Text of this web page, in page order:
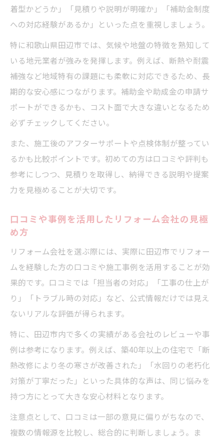
着型かどうか」「見積りや説明が明確か」「補助金制度
への対応経験があるか」といった点を重視しましょう。
特に和歌山県田辺市では、気候や地盤の特徴を熟知して
いる地元業者が強みを発揮します。例えば、断熱や耐震
補強など地域特有の課題にも柔軟に対応できるため、長
期的な安心感につながります。補助金や助成金の申請サ
ポートができるかも、コスト面で大きな違いとなるため
必ずチェックしてください。
また、施工後のアフターサポートや点検体制が整ってい
るかも比較ポイントです。初めての方は口コミや評判も
参考にしつつ、見積りを取得し、納得できる説明や提案
力を見極めることが大切です。
口コミや事例を活用したリフォーム会社の見極
め方
リフォーム会社を選ぶ際には、実際に田辺市でリフォー
ムを経験した方の口コミや施工事例を活用することが効
果的です。口コミでは「担当者の対応」「工事の仕上が
り」「トラブル時の対応」など、公式情報だけでは見え
ないリアルな評価が得られます。
特に、田辺市内で多くの実績がある会社のレビューや事
例は参考になります。例えば、築40年以上の住宅で「断
熱改修により冬の寒さが改善された」「水回りの老朽化
対策が丁寧だった」といった具体的な声は、同じ悩みを
持つ方にとって大きな安心材料となります。
注意点として、口コミは一部の意見に偏りがちなので、
複数の情報源を比較し、総合的に判断しましょう。ま